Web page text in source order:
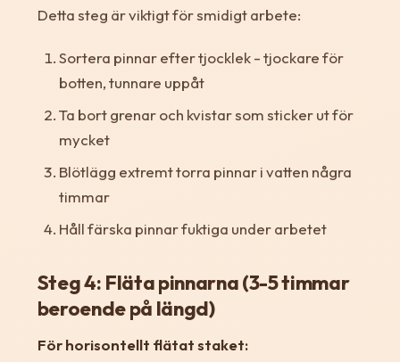
Detta steg är viktigt för smidigt arbete:
Sortera pinnar efter tjocklek - tjockare för
botten, tunnare uppåt
Ta bort grenar och kvistar som sticker ut för
mycket
Blötlägg extremt torra pinnar i vatten några
timmar
Håll färska pinnar fuktiga under arbetet
Steg 4: Fläta pinnarna (3-5 timmar
beroende på längd)
För horisontellt flätat staket: